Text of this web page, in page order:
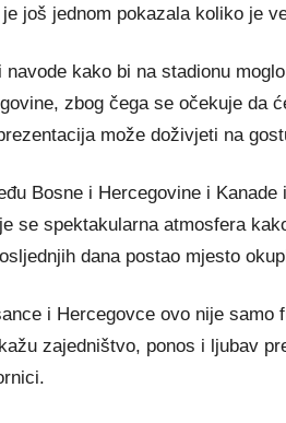
još jednom pokazala koliko je
navode kako bi na stadionu
zbog čega se očekuje da
može doživjeti na
Bosne i Hercegovine i
se spektakularna atmosfera
dana postao mjesto
i Hercegovce ovo nije
zajedništvo, ponos i ljubav